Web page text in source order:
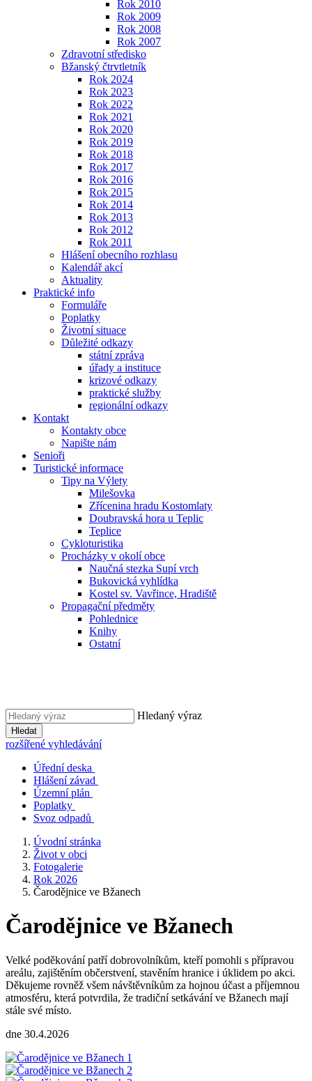
Rok 2010
Rok 2009
Rok 2008
Rok 2007
Zdravotní středisko
Bžanský čtrvtletník
Rok 2024
Rok 2023
Rok 2022
Rok 2021
Rok 2020
Rok 2019
Rok 2018
Rok 2017
Rok 2016
Rok 2015
Rok 2014
Rok 2013
Rok 2012
Rok 2011
Hlášení obecního rozhlasu
Kalendář akcí
Aktuality
Praktické info
Formuláře
Poplatky
Životní situace
Důležité odkazy
státní zpráva
úřady a instituce
krizové odkazy
praktické služby
regionální odkazy
Kontakt
Kontakty obce
Napište nám
Senioři
Turistické informace
Tipy na Výlety
Milešovka
Zřícenina hradu Kostomlaty
Doubravská hora u Teplic
Teplice
Cykloturistika
Procházky v okolí obce
Naučná stezka Supí vrch
Bukovická vyhlídka
Kostel sv. Vavřince, Hradiště
Propagační předměty
Pohlednice
Knihy
Ostatní
Hledaný výraz
Hledat
rozšířené vyhledávání
Úřední deska
Hlášení závad
Územní plán
Poplatky
Svoz odpadů
Úvodní stránka
Život v obci
Fotogalerie
Rok 2026
Čarodějnice ve Bžanech
Čarodějnice ve Bžanech
Velké poděkování patří dobrovolníkům, kteří pomohli s přípravou
areálu, zajištěním občerstvení, stavěním hranice i úklidem po akci.
Děkujeme rovněž všem návštěvníkům za hojnou účast a příjemnou
atmosféru, která potvrdila, že tradiční setkávání ve Bžanech mají
stále své místo.
dne 30.4.2026